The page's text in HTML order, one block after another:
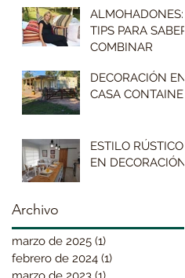
ALMOHADONES:
TIPS PARA SABER
COMBINAR
DECORACIÓN EN
CASA CONTAINER
ESTILO RÚSTICO
EN DECORACIÓN
Archivo
marzo de 2025 (1)
febrero de 2024 (1)